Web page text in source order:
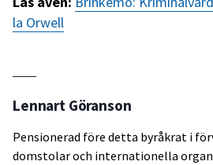
la Orwell
Lennart Göranson
Pensionerad före detta byråkrat i
domstolar och internationella